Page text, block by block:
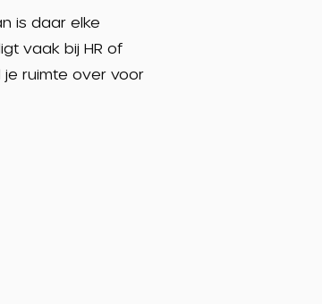
is daar elke
vaak bij HR of
je ruimte over voor